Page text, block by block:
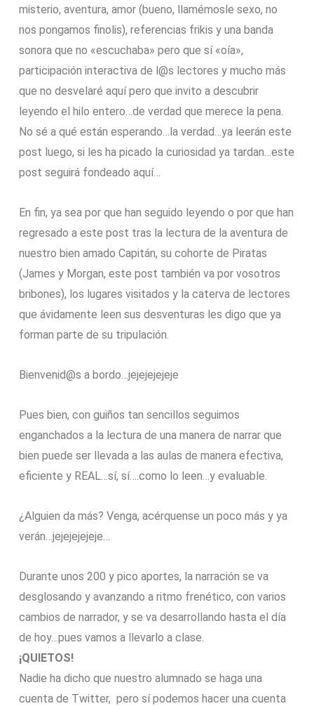
misterio, aventura, amor (bueno, llamémosle sexo, no
nos pongamos finolis), referencias frikis y una banda
sonora que no «escuchaba» pero que sí «oía»,
participación interactiva de l@s lectores y mucho más
que no desvelaré aquí pero que invito a descubrir
leyendo el hilo entero…de verdad que merece la pena.
No sé a qué están esperando…la verdad…ya leerán este
post luego, si les ha picado la curiosidad ya tardan…este
post seguirá fondeado aquí…
En fin, ya sea por que han seguido leyendo o por que han
regresado a este post tras la lectura de la aventura de
nuestro bien amado Capitán, su cohorte de Piratas
(James y Morgan, este post también va por vosotros
bribones), los lugares visitados y la caterva de lectores
que ávidamente leen sus desventuras les digo que ya
forman parte de su tripulación.
Bienvenid@s a bordo…jejejejejeje
Pues bien, con guiños tan sencillos seguimos
enganchados a la lectura de una manera de narrar que
bien puede ser llevada a las aulas de manera efectiva,
eficiente y REAL…sí, sí….como lo leen…y evaluable.
¿Alguien da más? Venga, acérquense un poco más y ya
verán…jejejejejeje…
Durante unos 200 y pico aportes, la narración se va
desglosando y avanzando a ritmo frenético, con varios
cambios de narrador, y se va desarrollando hasta el día
de hoy…pues vamos a llevarlo a clase.
¡QUIETOS!
Nadie ha dicho que nuestro alumnado se haga una
cuenta de Twitter, pero sí podemos hacer una cuenta